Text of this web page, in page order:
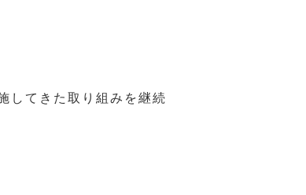
してきた取り組みを継続